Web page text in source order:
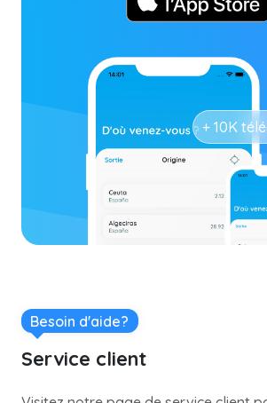
+ 10K
Besoin d'aide?
Service client